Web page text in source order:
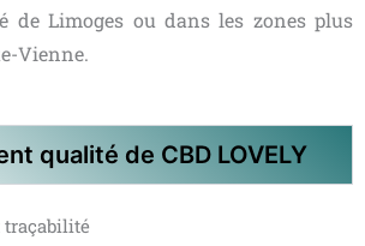
de Limoges ou dans les zones plus
Vienne.
qualité de CBD LOVELY
traçabilité